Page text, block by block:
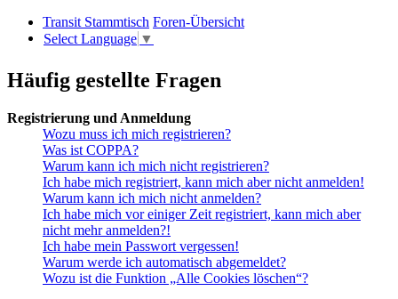
Transit Stammtisch Foren-Übersicht
Select Language ▼
Häufig gestellte Fragen
Registrierung und Anmeldung
Wozu muss ich mich registrieren?
Was ist COPPA?
Warum kann ich mich nicht registrieren?
Ich habe mich registriert, kann mich aber nicht anmelden!
Warum kann ich mich nicht anmelden?
Ich habe mich vor einiger Zeit registriert, kann mich aber
nicht mehr anmelden?!
Ich habe mein Passwort vergessen!
Warum werde ich automatisch abgemeldet?
Wozu ist die Funktion „Alle Cookies löschen“?